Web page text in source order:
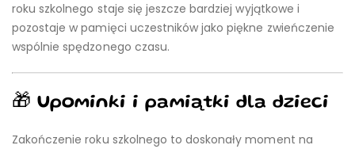
roku szkolnego staje się jeszcze bardziej wyjątkowe i
pozostaje w pamięci uczestników jako piękne zwieńczenie
wspólnie spędzonego czasu.
🎁 Upominki i pamiątki dla dzieci
Zakończenie roku szkolnego to doskonały moment na